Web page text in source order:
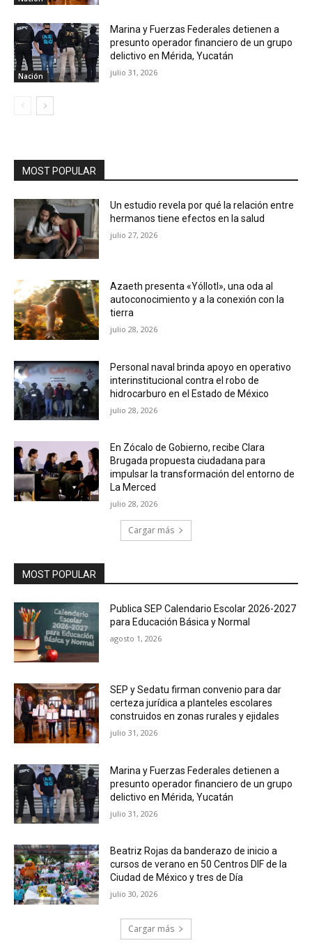
Nación
Marina y Fuerzas Federales detienen a
presunto operador financiero de un grupo
delictivo en Mérida, Yucatán
julio 31, 2026
MOST POPULAR
Un estudio revela por qué la relación entre
hermanos tiene efectos en la salud
julio 27, 2026
Azaeth presenta «Yóllotl», una oda al
autoconocimiento y a la conexión con la
tierra
julio 28, 2026
Personal naval brinda apoyo en operativo
interinstitucional contra el robo de
hidrocarburo en el Estado de México
julio 28, 2026
En Zócalo de Gobierno, recibe Clara
Brugada propuesta ciudadana para
impulsar la transformación del entorno de
La Merced
julio 28, 2026
Cargar más
MOST POPULAR
Publica SEP Calendario Escolar 2026-2027
para Educación Básica y Normal
agosto 1, 2026
SEP y Sedatu firman convenio para dar
certeza jurídica a planteles escolares
construidos en zonas rurales y ejidales
julio 31, 2026
Marina y Fuerzas Federales detienen a
presunto operador financiero de un grupo
delictivo en Mérida, Yucatán
julio 31, 2026
Beatriz Rojas da banderazo de inicio a
cursos de verano en 50 Centros DIF de la
Ciudad de México y tres de Día
julio 30, 2026
Cargar más